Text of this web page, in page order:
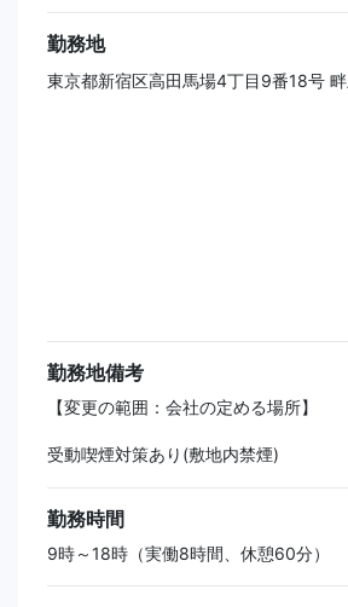
勤務地
東京都新宿区高田馬場4丁目9番18号
勤務地備考
【変更の範囲：会社の定める場所】
受動喫煙対策あり(敷地内禁煙)
勤務時間
9時～18時（実働8時間、休憩60分）